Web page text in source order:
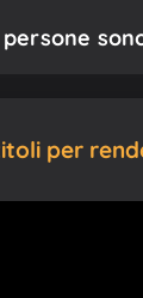
per